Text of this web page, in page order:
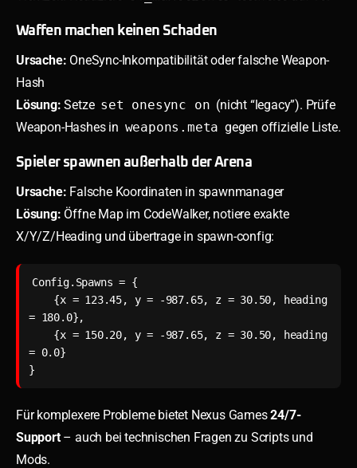
Waffen machen keinen Schaden
Ursache: OneSync-Inkompatibilität oder falsche Weapon-
Hash
Lösung: Setze set onesync on (nicht “legacy”). Prüfe
Weapon-Hashes in weapons.meta gegen offizielle Liste.
Spieler spawnen außerhalb der Arena
Ursache: Falsche Koordinaten in spawnmanager
Lösung: Öffne Map im CodeWalker, notiere exakte
X/Y/Z/Heading und übertrage in spawn-config:
Config.Spawns = {
= 180.0},
= 0.0}
}
Für komplexere Probleme bietet Nexus Games24/7-
Support– auch bei technischen Fragen zu Scripts und
Mods.